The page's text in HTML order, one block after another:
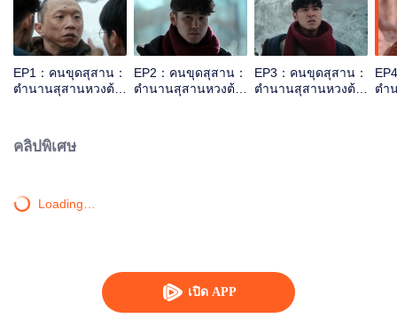
เปิด APP
เข้าไปในถ้ำป๋ายเหยี่ยนที่ถูกตั้งชื่อว่าตำหนักเหยียนหวาง นอกจากนี้ยังพบศพของ
ทหารญี่ปุ่นจำนวนมากและเรื่องลี้ลับอีกมากมายก็เกิดขึ้น
EP1：คนขุดสุสาน：
ตำนานสุสานหวงต้า
EP2：คนขุดสุสาน：
ตำนานสุสานหวงต้า
EP3：คนขุดสุสาน：
ตำนานสุสานหวงต้า
ตำ
คลิปพิเศษ
Loading…